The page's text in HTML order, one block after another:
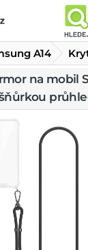
A14
na mobil